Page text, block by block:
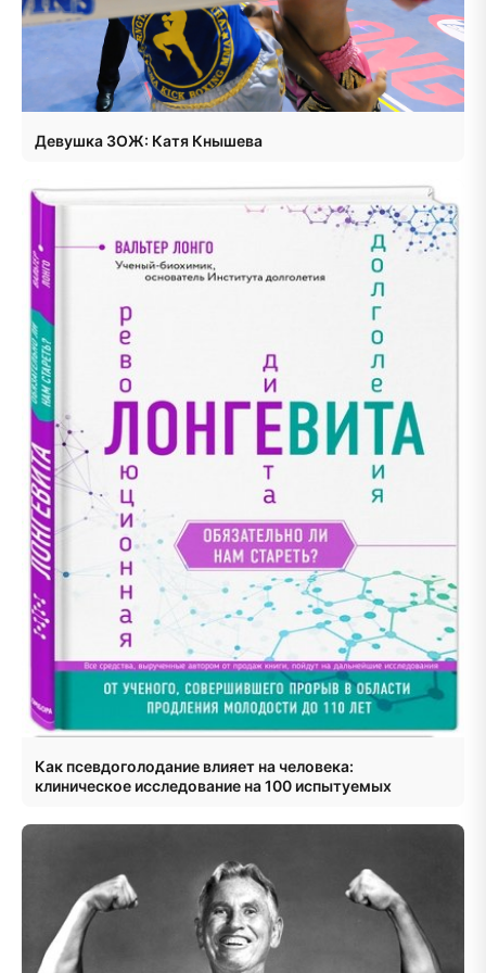
Девушка ЗОЖ: Катя Кнышева
Как псевдоголодание влияет на человека:
клиническое исследование на 100 испытуемых